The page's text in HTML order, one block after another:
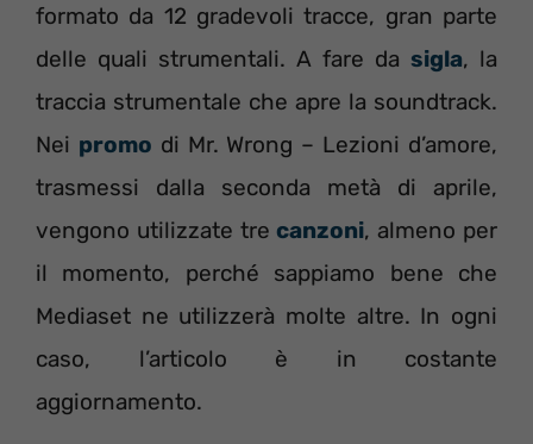
formato da 12 gradevoli tracce, gran parte
delle quali strumentali. A fare da sigla, la
traccia strumentale che apre la soundtrack.
Nei promo di Mr. Wrong – Lezioni d’amore,
trasmessi dalla seconda metà di aprile,
vengono utilizzate trecanzoni, almeno per
il momento, perché sappiamo bene che
Mediaset ne utilizzerà molte altre. In ogni
caso, l’articolo è in costante
aggiornamento.